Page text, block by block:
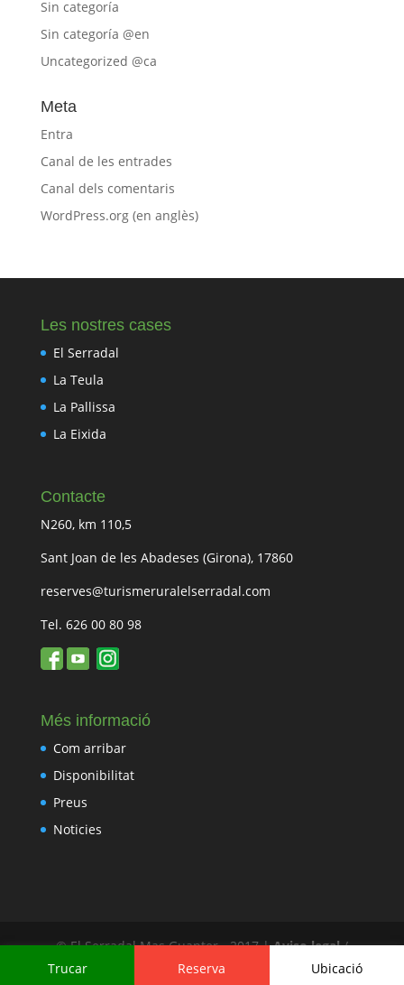
Sin categoría
Sin categoría @en
Uncategorized @ca
Meta
Entra
Canal de les entrades
Canal dels comentaris
WordPress.org (en anglès)
Les nostres cases
El Serradal
La Teula
La Pallissa
La Eixida
Contacte
N260, km 110,5
Sant Joan de les Abadeses (Girona), 17860
reserves@turismeruralelserradal.com
Tel. 626 00 80 98
Més informació
Com arribar
Disponibilitat
Preus
Noticies
© El Serradal Mas Guanter - 2017 |Aviso legal/
Política de cookies/Política de privacidad
Trucar Reserva Ubicació